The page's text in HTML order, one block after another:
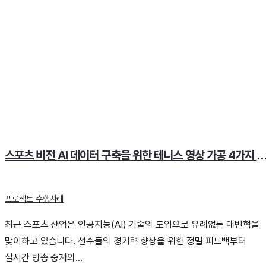
스포츠 비전 AI 데이터 구축을 위한 테니스
프로젝트 수행사례
최근 스포츠 산업은 인공지능(AI) 기술의 도입으로 유례없는 대변혁을
맞이하고 있습니다. 선수들의 경기력 향상을 위한 정밀 피드백부터
실시간 방송 중계의...